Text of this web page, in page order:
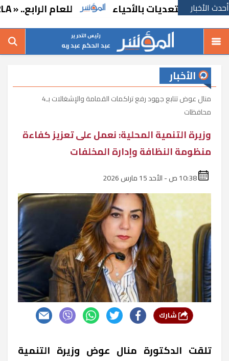
أحدث الأخبار بالأحياء للعام الرابع.. « A2LA الأمريكية» تجدد اعتماد «متبقيات المبيدات» بالإسماعيلية
رئيس التحرير
عبد الحكم عبد ربه
الأخبار
منال عوض تتابع جهود رفع تراكمات القمامة والإشغالات بـ4
محافظات
وزيرة التنمية المحلية: نعمل على تعزيز كفاءة
منظومة النظافة وإدارة المخلفات
تلقت الدكتورة منال عوض وزيرة التنمية